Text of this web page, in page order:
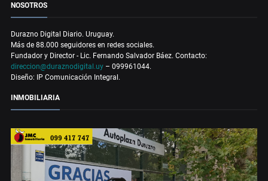
NOSOTROS
Durazno Digital Diario. Uruguay.
Más de 88.000 seguidores en redes sociales.
Fundador y Director - Lic. Fernando Salvador Báez. Contacto:
direccion@duraznodigital.uy – 099961044.
Diseño: IP Comunicación Integral.
INMOBILIARIA